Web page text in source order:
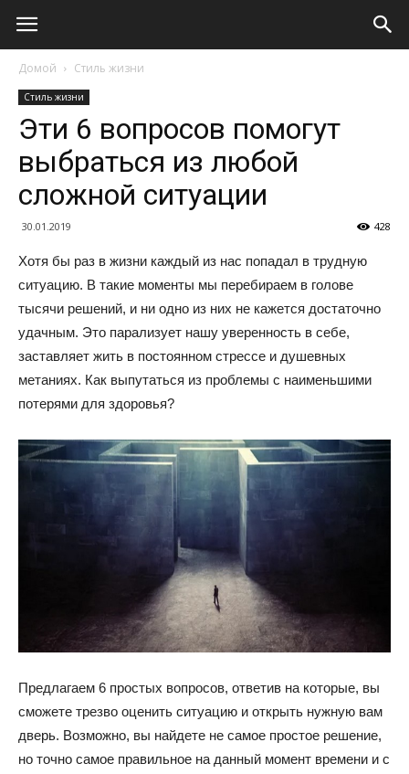
Домой Стиль жизни
Стиль жизни
Эти 6 вопросов помогут
выбраться из любой
сложной ситуации
30.01.2019 428
Хотя бы раз в жизни каждый из нас попадал в трудную
ситуацию. В такие моменты мы перебираем в голове
тысячи решений, и ни одно из них не кажется достаточно
удачным. Это парализует нашу уверенность в себе,
заставляет жить в постоянном стрессе и душевных
метаниях. Как выпутаться из проблемы с наименьшими
потерями для здоровья?
Предлагаем 6 простых вопросов, ответив на которые, вы
сможете трезво оценить ситуацию и открыть нужную вам
дверь. Возможно, вы найдете не самое простое решение,
но точно самое правильное на данный момент времени и с